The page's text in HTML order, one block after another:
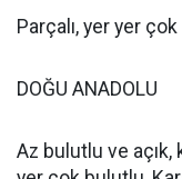
Parçalı, yer yer
DOĞU ANADOLU
Az bulutlu ve açık,